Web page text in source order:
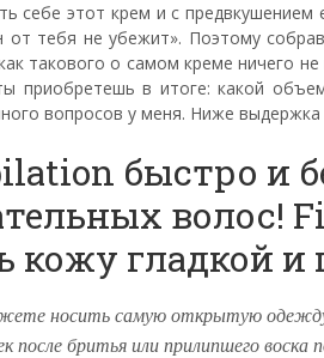
себе этот крем и с
от тебя не убежит». Поэтому
такового о самом креме ничего
приобретешь в итоге: какой
вопросов у меня. Ниже выдержка
быстро и
волос!
кожу гладкой
носить самую открытую
после бритья или прилипшего воска